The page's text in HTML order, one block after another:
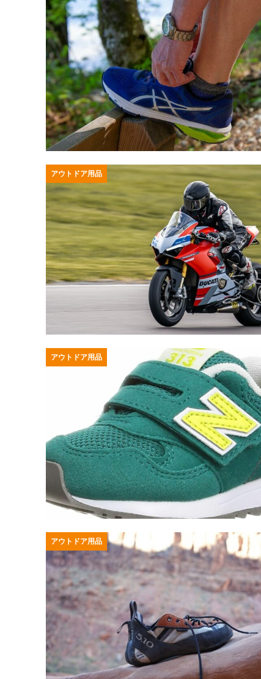
アウトドア用品
アウトドア用品
アウトドア用品